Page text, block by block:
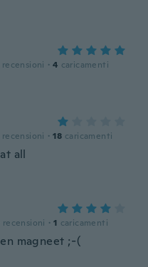
recensioni · 4 caricamenti
recensioni · 18 caricamenti
all
recensioni · 1 caricamenti
magneet ;-(